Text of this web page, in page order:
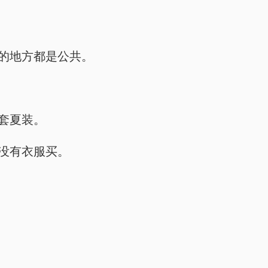
方都是公共。
夏装。
有衣服买。